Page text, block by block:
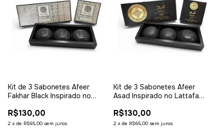
Kit de 3 Sabonetes Afeer
Fakhar Black Inspirado no
Masculino
R$130,00
2 x de R$65,00 sem juros
Kit de 3 Sabonetes Afeer
Asad Inspirado no Lattafa
R$130,00
2 x de R$65,00 sem juros